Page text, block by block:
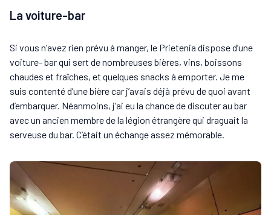
La voiture-bar
Si vous n’avez rien prévu à manger, le Prietenia dispose d’une
voiture- bar qui sert de nombreuses bières, vins, boissons
chaudes et fraîches, et quelques snacks à emporter. Je me
suis contenté d’une bière car j’avais déjà prévu de quoi avant
d’embarquer. Néanmoins, j’ai eu la chance de discuter au bar
avec un ancien membre de la légion étrangère qui draguait la
serveuse du bar. C’était un échange assez mémorable.